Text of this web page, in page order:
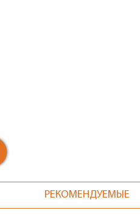
РЕКОМЕНДУЕМЫЕ